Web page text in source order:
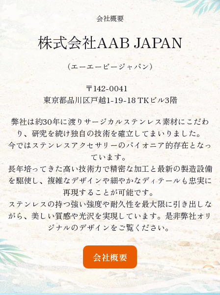
会社概要
株式会社AAB JAPAN
（エーエービージャパン）
〒142-0041
東京都品川区戸越1-19-18 TKビル3階
弊社は約30年に渡りサージカルステンレス素材にこだわ
り、研究を続け独自の技術を確立してまいりました。
今ではステンレスアクセサリーのパイオニア的存在となっ
ています。
長年培ってきた高い技術力で精密な加工と最新の製造設備
を駆使し、複雑なデザインや細やかなディテールも忠実に
再現することが可能です。
ステンレスの持つ強い強度や耐久性を最大限に引き出しな
がら、美しい質感や光沢を実現しています。是非弊社オリ
ジナルのデザインをご覧ください。
会社概要